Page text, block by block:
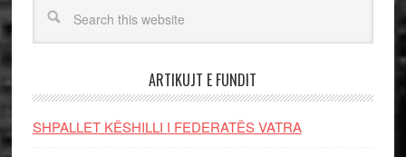
ARTIKUJT E FUNDIT
SHPALLET KËSHILLI I FEDERATËS VATRA